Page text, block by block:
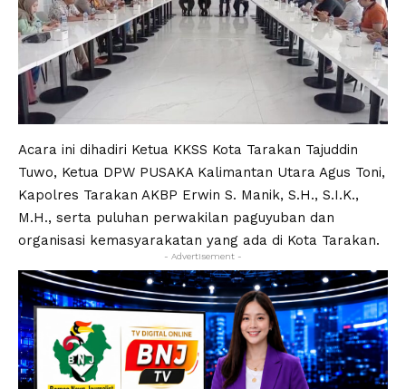
Acara ini dihadiri Ketua KKSS Kota Tarakan Tajuddin
Tuwo, Ketua DPW PUSAKA Kalimantan Utara Agus Toni,
Kapolres Tarakan AKBP Erwin S. Manik, S.H., S.I.K.,
M.H., serta puluhan perwakilan paguyuban dan
organisasi kemasyarakatan yang ada di Kota Tarakan.
- Advertisement -